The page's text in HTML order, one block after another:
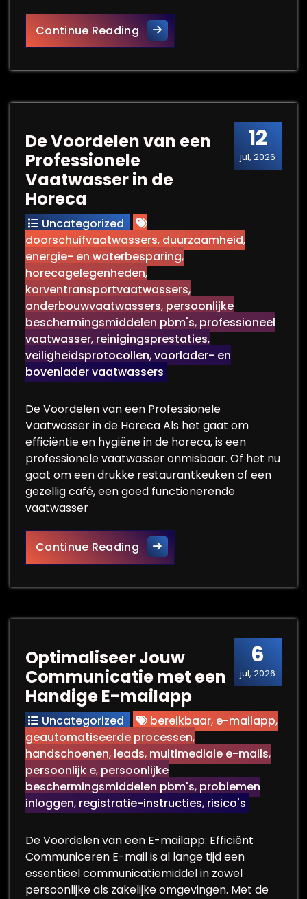
Continue ReadingInnoveren voor Groei: De
12
jul, 2026
De Voordelen van een
Professionele
Vaatwasser in de
Horeca
Uncategorized
doorschuifvaatwassers, duurzaamheid,
energie- en waterbesparing,
horecagelegenheden,
korventransportvaatwassers,
onderbouwvaatwassers, persoonlijke
beschermingsmiddelen pbm's, professioneel
vaatwasser, reinigingsprestaties,
veiligheidsprotocollen,voorlader- en
bovenlader vaatwassers
De Voordelen van een Professionele
Vaatwasser in de Horeca Als het gaat om
efficiëntie en hygiëne in de horeca, is een
professionele vaatwasser onmisbaar. Of het nu
gaat om een drukke restaurantkeuken of een
gezellig café, een goed functionerende
vaatwasser
Continue ReadingDe Voordelen van een
6
jul, 2026
Optimaliseer Jouw
Communicatie met een
Handige E-mailapp
Uncategorized bereikbaar, e-mailapp,
geautomatiseerde processen,
handschoenen, leads, multimediale e-mails,
persoonlijk e, persoonlijke
beschermingsmiddelen pbm's, problemen
inloggen, registratie-instructies, risico's
De Voordelen van een E-mailapp: Efficiënt
Communiceren E-mail is al lange tijd een
essentieel communicatiemiddel in zowel
persoonlijke als zakelijke omgevingen. Met de